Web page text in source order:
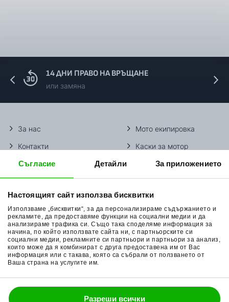
Съгласие Детайли За приложението
Настоящият сайт използва бисквитки
Използваме „бисквитки“, за да персонализираме съдържанието и
рекламите, да предоставяме функции на социални медии и да
анализираме трафика си. Също така споделяме информация за
начина, по който използвате сайта ни, с партньорските си
социални медии, рекламните си партньори и партньори за анализ,
които може да я комбинират с друга предоставена им от Вас
информация или с такава, която са събрали от ползването от
Ваша страна на услугите им.
Разреши всички
14 ДНИ ПРАВО НА ВРЪЩАНЕ
или замяна
За нас
Контакти
Методи доставка
Начини плащане
Връщане на стока
Общи условия
Поверителност
Политика за бисквитки
Мото екипировка
Каски за мотор
Ботуши за мотор
Гуми за мотор
Очила за мотор
Раници за мотор
Ръкавици за мотор
Части за мотор